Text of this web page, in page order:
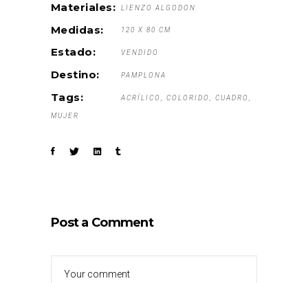
Materiales: LIENZO ALGODON
Medidas: 120 X 80 CM
Estado: VENDIDO
Destino: PAMPLONA
Tags: ACRÍLICO COLORIDO CUADRO
MUJER
Post a Comment